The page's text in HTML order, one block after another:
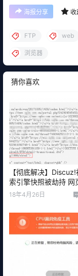
海报分享 收
FTP web
浏览器
猜你喜欢
【彻底解决】
索引擎快照被劫持 网
转！！！
18年4月26日